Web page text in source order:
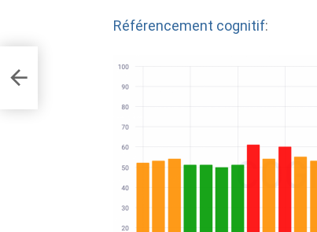
Référencement cognitif: